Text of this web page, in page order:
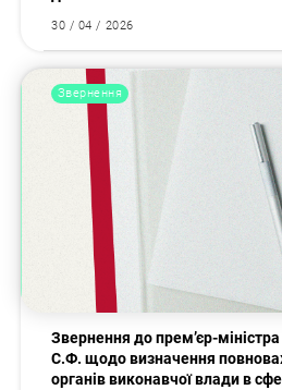
30 / 04 / 2026
Звернення
Звернення до прем’єр-
С.Ф. щодо визначення
органів виконавчої влади в